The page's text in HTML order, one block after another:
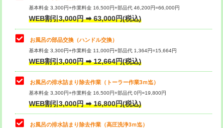
止水・漏水調査・防水処理・清掃・修
理・調整・分解・加工など（重作業）
33,000円
トイレタンク脱着
トイレ便器脱着
タンクレストイレ脱着 33,000円
小便器トイレ脱着
その他部品の脱着 8,800円～
基本料金 3,300円+作業料金 16,500円+部品代 46,200円=66,000円
WEB割引3,000円 ➡ 63,000円(税込)
お風呂の部品交換（ハンドル交換）
基本料金 3,300円+作業料金 11,000円+部品代 1,364円=15,664円
WEB割引3,000円 ➡ 12,664円(税込)
お風呂の排水詰まり除去作業（トーラー作業3ｍ迄）
基本料金 3,300円+作業料金 16,500円+部品代 0円=19,800円
WEB割引3,000円 ➡ 16,800円(税込)
お風呂の排水詰まり除去作業（高圧洗浄3ｍ迄）